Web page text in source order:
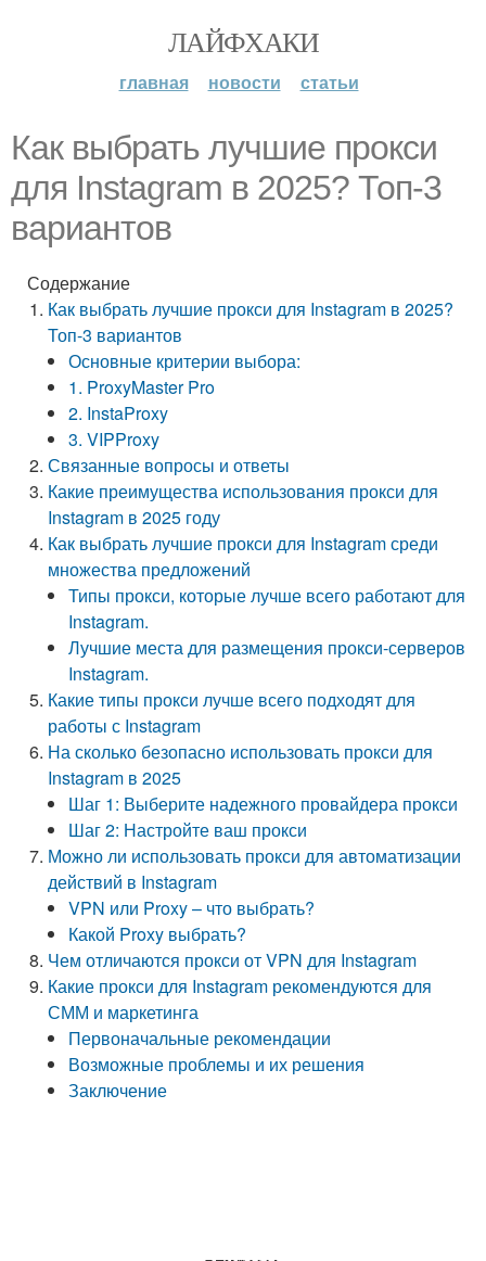
ЛАЙФХАКИ
главная новости статьи
Как выбрать лучшие прокси
для Instagram в 2025? Топ-3
вариантов
Содержание
Как выбрать лучшие прокси для Instagram в 2025?
Топ-3 вариантов
Основные критерии выбора:
1. ProxyMaster Pro
2. InstaProxy
3. VIPProxy
Связанные вопросы и ответы
Какие преимущества использования прокси для
Instagram в 2025 году
Как выбрать лучшие прокси для Instagram среди
множества предложений
Типы прокси, которые лучше всего работают для
Instagram.
Лучшие места для размещения прокси-серверов
Instagram.
Какие типы прокси лучше всего подходят для
работы с Instagram
На сколько безопасно использовать прокси для
Instagram в 2025
Шаг 1: Выберите надежного провайдера прокси
Шаг 2: Настройте ваш прокси
Можно ли использовать прокси для автоматизации
действий в Instagram
VPN или Proxy – что выбрать?
Какой Proxy выбрать?
Чем отличаются прокси от VPN для Instagram
Какие прокси для Instagram рекомендуются для
СММ и маркетинга
Первоначальные рекомендации
Возможные проблемы и их решения
Заключение